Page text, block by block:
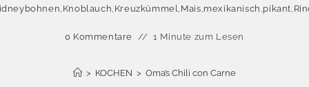
, Knoblauch, Kreuzkümmel, Mais,mexikanisch ,pikant,
0 Kommentare 1 Minute zum Lesen
> KOCHEN > Oma’s Chili con Carne